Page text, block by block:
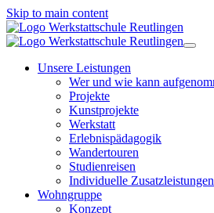
Skip to main content
Unsere Leistungen
Wer und wie kann
Projekte
Kunstprojekte
Werkstatt
Erlebnispädagogik
Wandertouren
Studienreisen
Individuelle Zusatzleistungen
Wohngruppe
Konzept